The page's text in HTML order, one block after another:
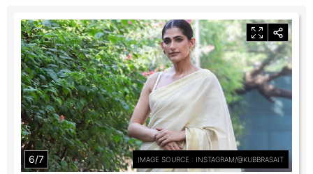
6/7 IMAGE SOURCE : INSTAGRAM/@KUBBRASAIT